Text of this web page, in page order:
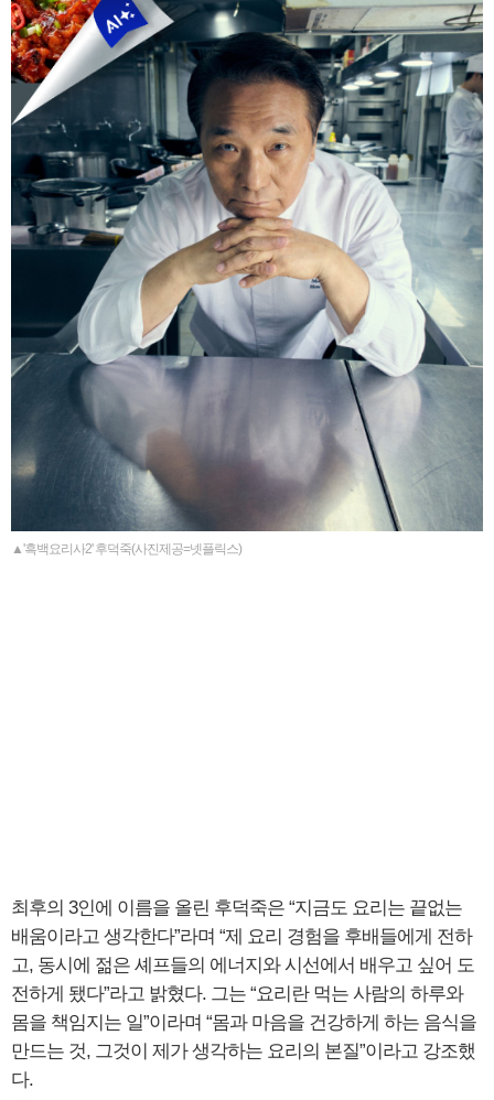
▲'흑백요리사2' 후덕죽(사진제공=넷플릭스)
최후의 3인에 이름을 올린 후덕죽은 “지금도 요리는 끝없는
배움이라고 생각한다”라며 “제 요리 경험을 후배들에게 전하
고, 동시에 젊은 셰프들의 에너지와 시선에서 배우고 싶어 도
전하게 됐다”라고 밝혔다. 그는 “요리란 먹는 사람의 하루와
몸을 책임지는 일”이라며 “몸과 마음을 건강하게 하는 음식을
만드는 것, 그것이 제가 생각하는 요리의 본질”이라고 강조했
다.